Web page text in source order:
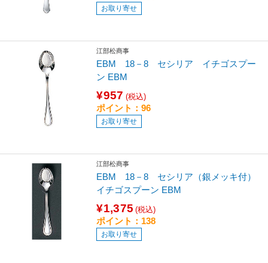
お取り寄せ
江部松商事
EBM 18－8 セシリア イチゴスプー
ン EBM
¥957 (税込)
ポイント：96
お取り寄せ
江部松商事
EBM 18－8 セシリア（銀メッキ付）
イチゴスプーン EBM
¥1,375 (税込)
ポイント：138
お取り寄せ